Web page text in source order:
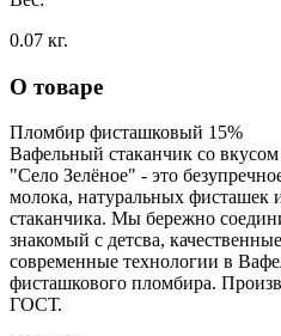
0.07 кг.
О товаре
Пломбир фисташковый 15%
Вафельный стаканчик со
"Село Зелёное" - это
молока, натуральных фисташек
стаканчика. Мы бережно
знакомый с детсва,
современные технологии в
фисташкового пломбира.
ГОСТ.